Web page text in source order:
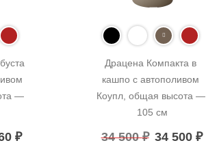
—
₽
Драцена Компакта в
кашпо с автополивом
Коупл, общая высота —
105 см
34 500₽ 34 500₽